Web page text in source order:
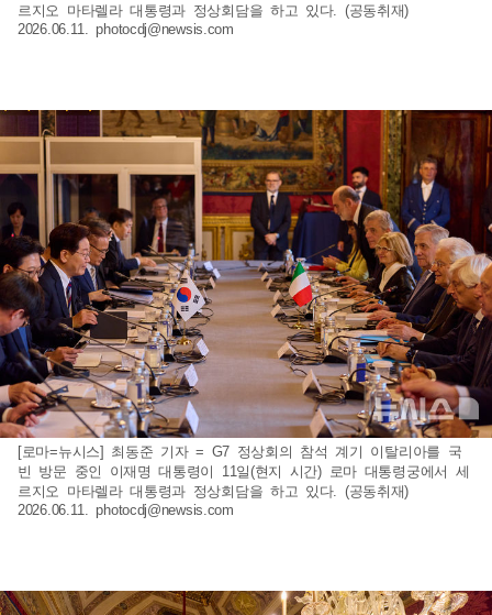
르지오 마타렐라 대통령과 정상회담을 하고 있다. (공동취재)
2026.06.11.photocdj@newsis.com
[로마=뉴시스] 최동준 기자 = G7 정상회의 참석 계기 이탈리아를 국
빈 방문 중인 이재명 대통령이 11일(현지 시간) 로마 대통령궁에서 세
르지오 마타렐라 대통령과 정상회담을 하고 있다. (공동취재)
2026.06.11.photocdj@newsis.com